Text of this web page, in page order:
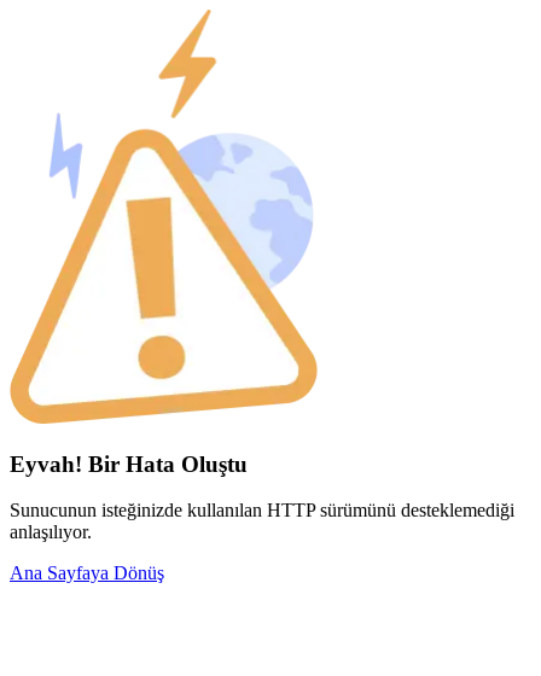
Eyvah! Bir Hata Oluştu
Sunucunun isteğinizde kullanılan HTTP sürümünü desteklemediği
anlaşılıyor.
Ana Sayfaya Dönüş